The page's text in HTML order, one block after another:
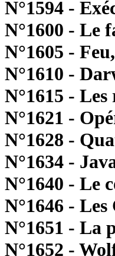
N°1594 -
N°1600 - Le
N°1605 -
N°1610 -
N°1615 - Les
N°1621 -
N°1628 -
N°1634 -
N°1640 - Le
N°1646 -
N°1651 - La
N°1652 -